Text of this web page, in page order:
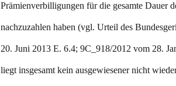
Prämienverbilligungen für die gesamte Dauer
nachzuzahlen haben (vgl. Urteil des
20. Juni 2013 E. 6.4; 9C_918/2012 vom 28.
liegt insgesamt kein ausgewiesener nicht